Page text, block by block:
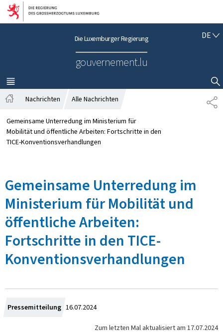
Zur Hauptnavigation
Zum Inhalt
Die Luxemburger Regierung
gouvernement.lu
DED
S
C
H
MENÜ
HAUPT-
SUCHFLED ANZEIGEN / SCHLIESSEN
T
E
t
a
r
i
t
e
Nachrichten Alle Nachrichten
Gemeinsame Unterredung im Ministerium für
Mobilität und öffentliche Arbeiten: Fortschritte in den
TICE-Konventionsverhandlungen
Gemeinsame Unterredung im
Ministerium für Mobilität und
öffentliche Arbeiten:
Fortschritte in den TICE-
Konventionsverhandlungen
Pressemitteilung Z
16.07.2024
Zum letzten Mal aktualisiert am 17.07.2024